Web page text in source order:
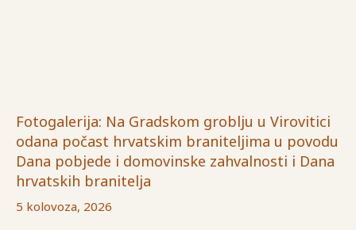
Fotogalerija: Na Gradskom groblju u Virovitici
odana počast hrvatskim braniteljima u povodu
Dana pobjede i domovinske zahvalnosti i Dana
hrvatskih branitelja
5 kolovoza, 2026